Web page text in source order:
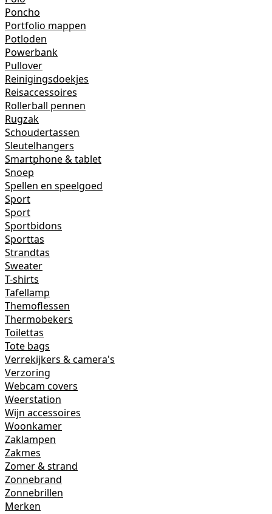
Poncho
Portfolio mappen
Potloden
Powerbank
Pullover
Reinigingsdoekjes
Reisaccessoires
Rollerball pennen
Rugzak
Schoudertassen
Sleutelhangers
Smartphone & tablet
Snoep
Spellen en speelgoed
Sport
Sport
Sportbidons
Sporttas
Strandtas
Sweater
T-shirts
Tafellamp
Themoflessen
Thermobekers
Toilettas
Tote bags
Verrekijkers & camera's
Verzoring
Webcam covers
Weerstation
Wijn accessoires
Woonkamer
Zaklampen
Zakmes
Zomer & strand
Zonnebrand
Zonnebrillen
Merken